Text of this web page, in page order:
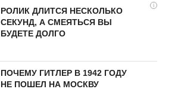
i
РОЛИК ДЛИТСЯ НЕСКОЛЬКО
СЕКУНД, А СМЕЯТЬСЯ ВЫ
БУДЕТЕ ДОЛГО
ПОЧЕМУ ГИТЛЕР В 1942 ГОДУ
НЕ ПОШЕЛ НА МОСКВУ